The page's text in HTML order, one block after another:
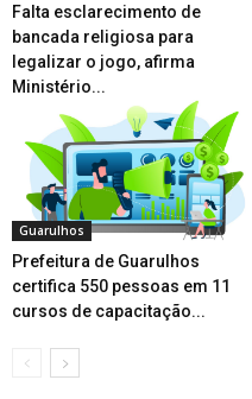
Falta esclarecimento de
bancada religiosa para
legalizar o jogo, afirma
Ministério...
Guarulhos
Prefeitura de Guarulhos
certifica 550 pessoas em 11
cursos de capacitação...